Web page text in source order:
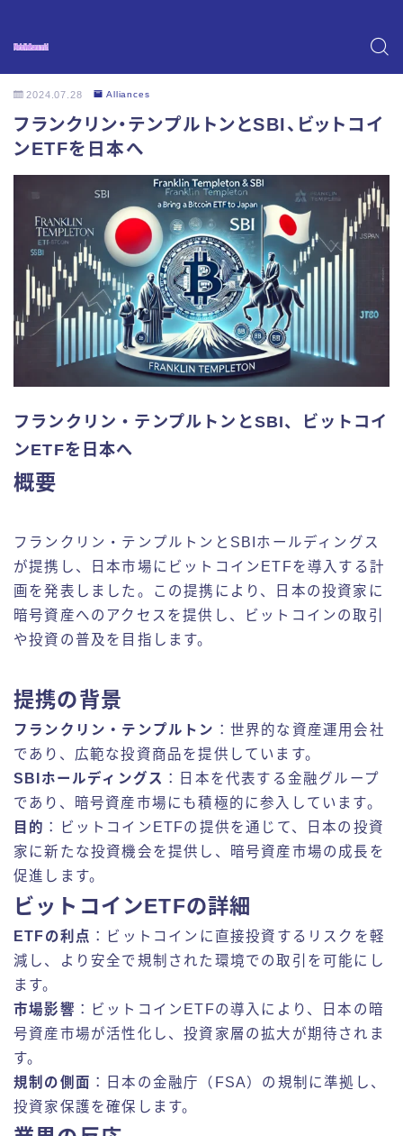
2024.07.28 Alliances
フランクリン・テンプルトンとSBI、ビットコイ
ンETFを日本へ
フランクリン・テンプルトンとSBI、ビットコイ
ンETFを日本へ
概要
フランクリン・テンプルトンとSBIホールディングス
が提携し、日本市場にビットコインETFを導入する計
画を発表しました。この提携により、日本の投資家に
暗号資産へのアクセスを提供し、ビットコインの取引
や投資の普及を目指します。
提携の背景
フランクリン・テンプルトン ：世界的な資産運用会社
であり、広範な投資商品を提供しています。
SBIホールディングス ：日本を代表する金融グループ
であり、暗号資産市場にも積極的に参入しています。
目的 ：ビットコインETFの提供を通じて、日本の投資
家に新たな投資機会を提供し、暗号資産市場の成長を
促進します。
ビットコインETFの詳細
ETFの利点 ：ビットコインに直接投資するリスクを軽
減し、より安全で規制された環境での取引を可能にし
ます。
市場影響 ：ビットコインETFの導入により、日本の暗
号資産市場が活性化し、投資家層の拡大が期待されま
す。
規制の側面 ：日本の金融庁（FSA）の規制に準拠し、
投資家保護を確保します。